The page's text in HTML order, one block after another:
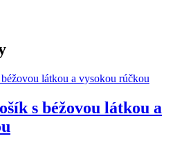
s béžovou látkou a